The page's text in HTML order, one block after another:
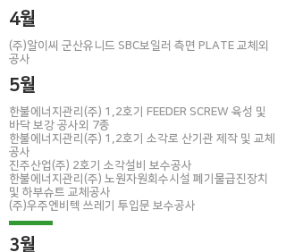
3월
4월
(주)알이씨 군산유니드 SBC보일러 측면 PLATE 교체외
공사
5월
한불에너지관리(주) 1,2호기 FEEDER SCREW 육성 및
바닥 보강 공사외 7종
한불에너지관리(주) 1,2호기 소각로 산기관 제작 및 교체
공사
진주산업(주) 2호기 소각설비 보수공사
한불에너지관리(주) 노원자원회수시설 폐기물급진장치
및 하부슈트 교체공사
(주)우주엔비텍 쓰레기 투입문 보수공사